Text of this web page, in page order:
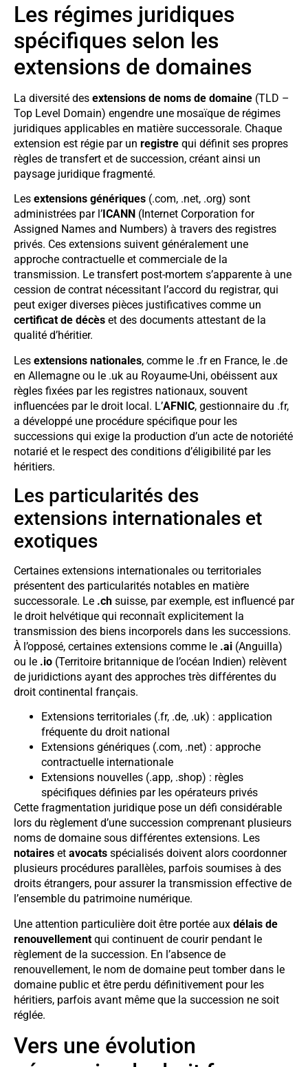
Les régimes juridiques
spécifiques selon les
extensions de domaines
La diversité des extensions de noms de domaine (TLD –
Top Level Domain) engendre une mosaïque de régimes
juridiques applicables en matière successorale. Chaque
extension est régie par un registre qui définit ses propres
règles de transfert et de succession, créant ainsi un
paysage juridique fragmenté.
Les extensions génériques (.com, .net, .org) sont
administrées par l’ICANN (Internet Corporation for
Assigned Names and Numbers) à travers des registres
privés. Ces extensions suivent généralement une
approche contractuelle et commerciale de la
transmission. Le transfert post-mortem s’apparente à une
cession de contrat nécessitant l’accord du registrar, qui
peut exiger diverses pièces justificatives comme un
certificat de décès et des documents attestant de la
qualité d’héritier.
Les extensions nationales, comme le .fr en France, le .de
en Allemagne ou le .uk au Royaume-Uni, obéissent aux
règles fixées par les registres nationaux, souvent
influencées par le droit local. L’AFNIC, gestionnaire du .fr,
a développé une procédure spécifique pour les
successions qui exige la production d’un acte de notoriété
notarié et le respect des conditions d’éligibilité par les
héritiers.
Les particularités des
extensions internationales et
exotiques
Certaines extensions internationales ou territoriales
présentent des particularités notables en matière
successorale. Le .ch suisse, par exemple, est influencé par
le droit helvétique qui reconnaît explicitement la
transmission des biens incorporels dans les successions.
À l’opposé, certaines extensions comme le .ai (Anguilla)
ou le .io (Territoire britannique de l’océan Indien) relèvent
de juridictions ayant des approches très différentes du
droit continental français.
Extensions territoriales (.fr, .de, .uk) : application
fréquente du droit national
Extensions génériques (.com, .net) : approche
contractuelle internationale
Extensions nouvelles (.app, .shop) : règles
spécifiques définies par les opérateurs privés
Cette fragmentation juridique pose un défi considérable
lors du règlement d’une succession comprenant plusieurs
noms de domaine sous différentes extensions. Les
notaires et avocats spécialisés doivent alors coordonner
plusieurs procédures parallèles, parfois soumises à des
droits étrangers, pour assurer la transmission effective de
l’ensemble du patrimoine numérique.
Une attention particulière doit être portée aux délais de
renouvellement qui continuent de courir pendant le
règlement de la succession. En l’absence de
renouvellement, le nom de domaine peut tomber dans le
domaine public et être perdu définitivement pour les
héritiers, parfois avant même que la succession ne soit
réglée.
Vers une évolution